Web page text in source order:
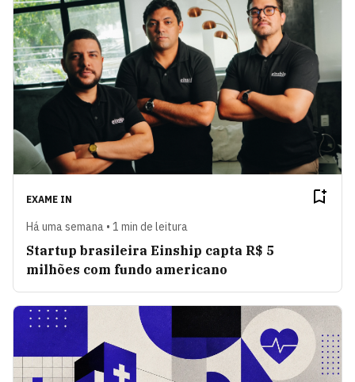
EXAME IN
Há uma semana • 1 min de leitura
Startup brasileira Einship capta R$ 5
milhões com fundo americano